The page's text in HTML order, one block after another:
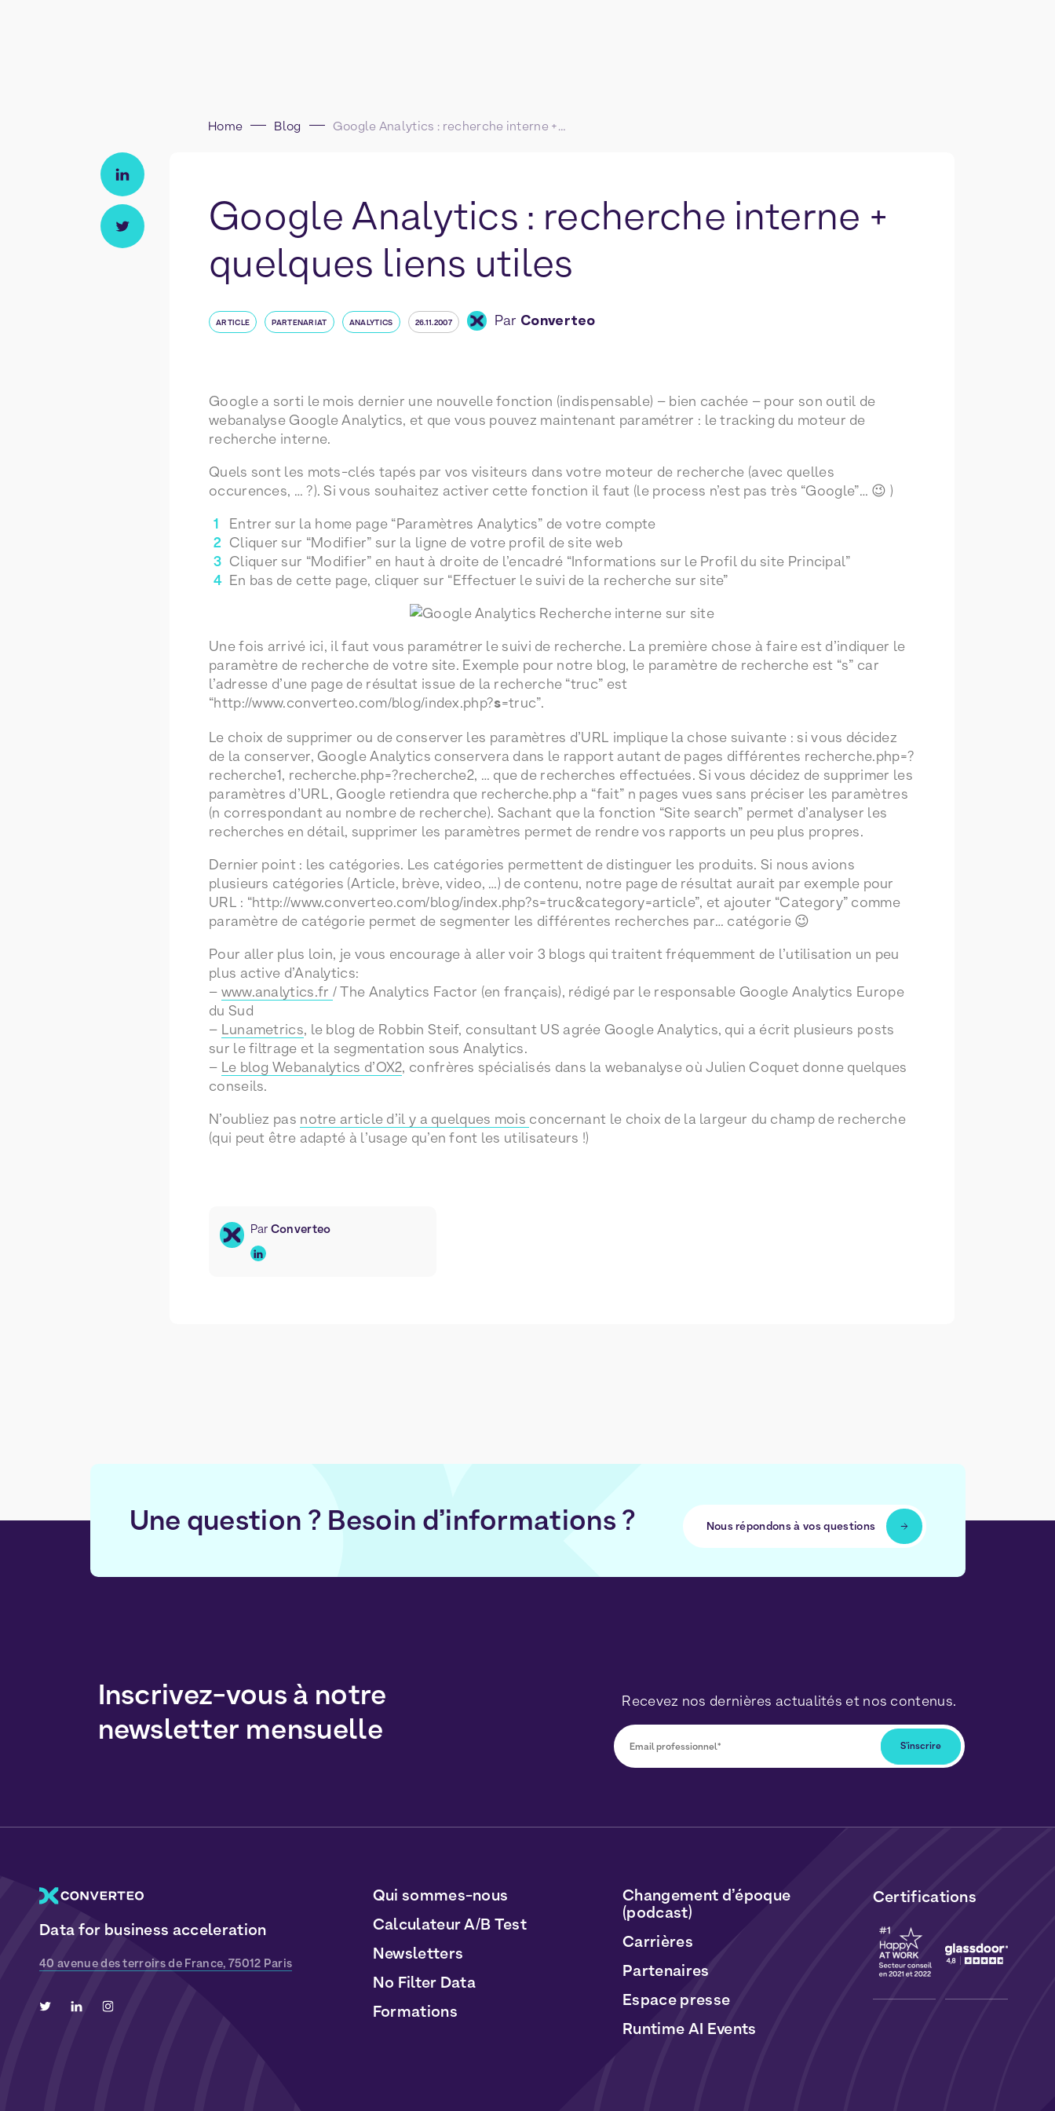
Home Blog Google Analytics : recherche interne + quelques liens utiles
Google Analytics : recherche interne +
quelques liens utiles
ARTICLE PARTENARIAT ANALYTICS 26.11.2007 Par Converteo
Google a sorti le mois dernier une nouvelle fonction (indispensable) – bien cachée – pour son outil de
webanalyse Google Analytics, et que vous pouvez maintenant paramétrer : le tracking du moteur de
recherche interne.
Quels sont les mots-clés tapés par vos visiteurs dans votre moteur de recherche (avec quelles
occurences, … ?). Si vous souhaitez activer cette fonction il faut (le process n’est pas très “Google”… 😉 )
Entrer sur la home page “Paramètres Analytics” de votre compte
Cliquer sur “Modifier” sur la ligne de votre profil de site web
Cliquer sur “Modifier” en haut à droite de l’encadré “Informations sur le Profil du site Principal”
En bas de cette page, cliquer sur “Effectuer le suivi de la recherche sur site”
Une fois arrivé ici, il faut vous paramétrer le suivi de recherche. La première chose à faire est d’indiquer le
paramètre de recherche de votre site. Exemple pour notre blog, le paramètre de recherche est “s” car
l’adresse d’une page de résultat issue de la recherche “truc” est
“http://www.converteo.com/blog/index.php?s=truc”.
Le choix de supprimer ou de conserver les paramètres d’URL implique la chose suivante : si vous décidez
de la conserver, Google Analytics conservera dans le rapport autant de pages différentes recherche.php=?
recherche1, recherche.php=?recherche2, … que de recherches effectuées. Si vous décidez de supprimer les
paramètres d’URL, Google retiendra que recherche.php a “fait” n pages vues sans préciser les paramètres
(n correspondant au nombre de recherche). Sachant que la fonction “Site search” permet d’analyser les
recherches en détail, supprimer les paramètres permet de rendre vos rapports un peu plus propres.
Dernier point : les catégories. Les catégories permettent de distinguer les produits. Si nous avions
plusieurs catégories (Article, brève, video, …) de contenu, notre page de résultat aurait par exemple pour
URL : “http://www.converteo.com/blog/index.php?s=truc&category=article”, et ajouter “Category” comme
paramètre de catégorie permet de segmenter les différentes recherches par… catégorie 😉
Pour aller plus loin, je vous encourage à aller voir 3 blogs qui traitent fréquemment de l’utilisation un peu
plus active d’Analytics:
– www.analytics.fr / The Analytics Factor (en français), rédigé par le responsable Google Analytics Europe
du Sud
– Lunametrics, le blog de Robbin Steif, consultant US agrée Google Analytics, qui a écrit plusieurs posts
sur le filtrage et la segmentation sous Analytics.
– Le blog Webanalytics d’OX2, confrères spécialisés dans la webanalyse où Julien Coquet donne quelques
conseils.
N’oubliez pas notre article d’il y a quelques mois concernant le choix de la largeur du champ de recherche
(qui peut être adapté à l’usage qu’en font les utilisateurs !)
Par Converteo
Une question ? Besoin d’informations ? Nous répondons à vos questions
Inscrivez-vous à notre
newsletter mensuelle
Recevez nos dernières actualités et nos contenus.
traitées conformément à notrePolitique de Données
Data for business acceleration
40 avenue des terroirs de France, 75012 Paris
Qui sommes-nous
Calculateur A/B Test
Newsletters
No Filter Data
Formations
Changement d’époque
(podcast)
Carrières
Partenaires
Espace presse
Runtime AI Events
Certifications